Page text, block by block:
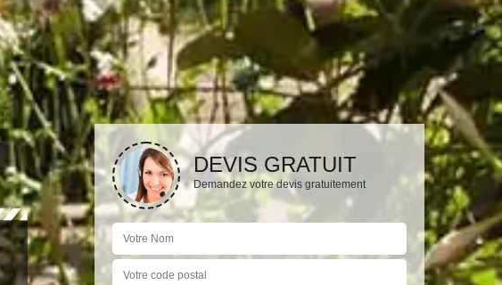
DEVIS GRATUIT
Demandez votre devis gratuitement